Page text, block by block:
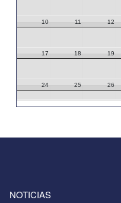
10 11 12
17 18 19
24 25 26
NOTICIAS